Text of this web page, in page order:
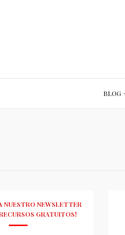
BLOG
NUESTRO NEWSLETTER
GRATUITOS!